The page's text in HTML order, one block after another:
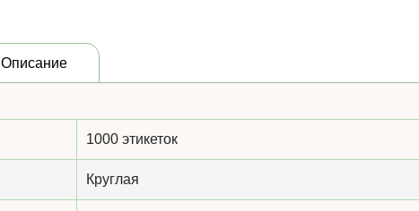
Описание
1000 этикеток
Круглая